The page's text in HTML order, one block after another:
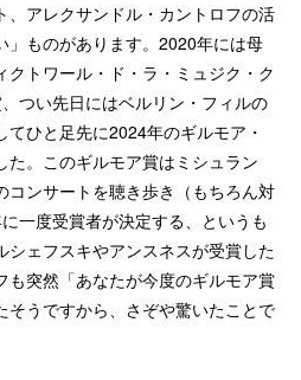
、アレクサンドル・カントロフの活
」ものがあります。2020年には母
クトワール・ド・ラ・ミュジク・ク
つい先日にはベルリン・フィルの
ひと足先に2024年のギルモア・
た。このギルモア賞はミシュラン
ンサートを聴き歩き（もちろん対
一度受賞者が決定する、というも
シェフスキやアンスネスが受賞した
も突然「あなたが今度のギルモア賞
そうですから、さぞや驚いたことで